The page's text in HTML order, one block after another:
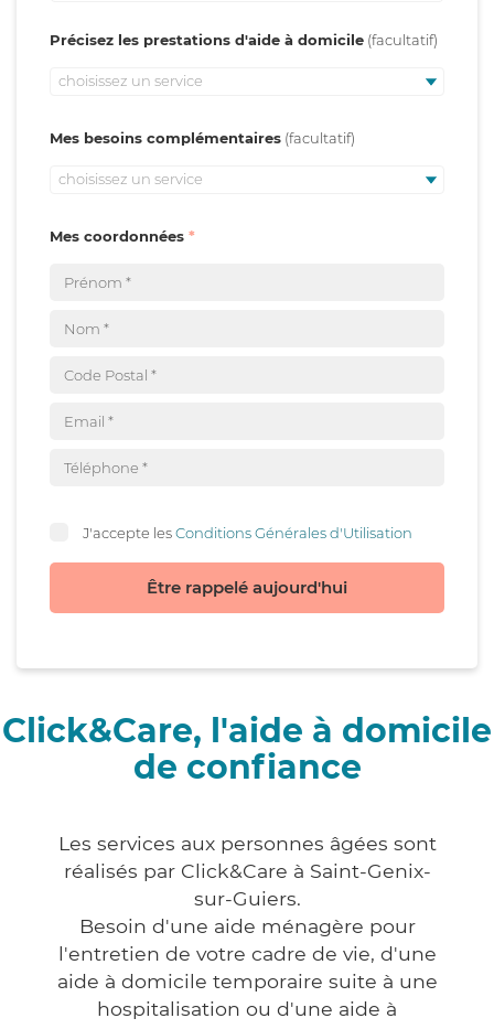
Précisez les prestations d'aide à domicile
choisissez un service
Mes besoins complémentaires
choisissez un service
Mes coordonnées
J'accepte lesConditions Générales d'Utilisation
Être rappelé aujourd'hui
Click&Care, l'aide à domicile
de confiance
Les services aux personnes âgées sont
réalisés par Click&Care à Saint-Genix-
sur-Guiers.
Besoin d'une aide ménagère pour
l'entretien de votre cadre de vie, d'une
aide à domicile temporaire suite à une
hospitalisation ou d'une aide à